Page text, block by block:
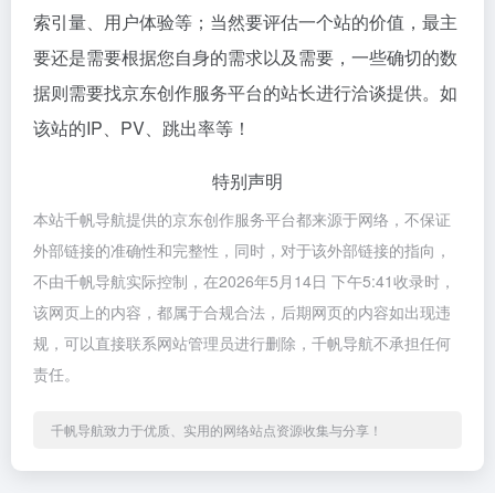
索引量、用户体验等；当然要评估一个站的价值，最主
要还是需要根据您自身的需求以及需要，一些确切的数
据则需要找京东创作服务平台的站长进行洽谈提供。如
该站的IP、PV、跳出率等！
特别声明
本站千帆导航提供的京东创作服务平台都来源于网络，不保证
外部链接的准确性和完整性，同时，对于该外部链接的指向，
不由千帆导航实际控制，在2026年5月14日 下午5:41收录时，
该网页上的内容，都属于合规合法，后期网页的内容如出现违
规，可以直接联系网站管理员进行删除，千帆导航不承担任何
责任。
千帆导航致力于优质、实用的网络站点资源收集与分享！